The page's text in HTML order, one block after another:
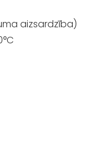
aizsardzība)